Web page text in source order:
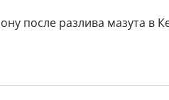
после разлива мазута в